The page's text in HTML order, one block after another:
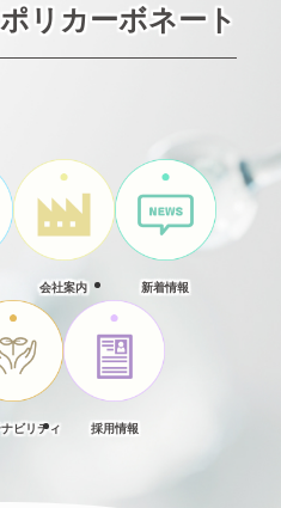
リカーボネート
会社案内 新着情報
ビリティ 採用情報